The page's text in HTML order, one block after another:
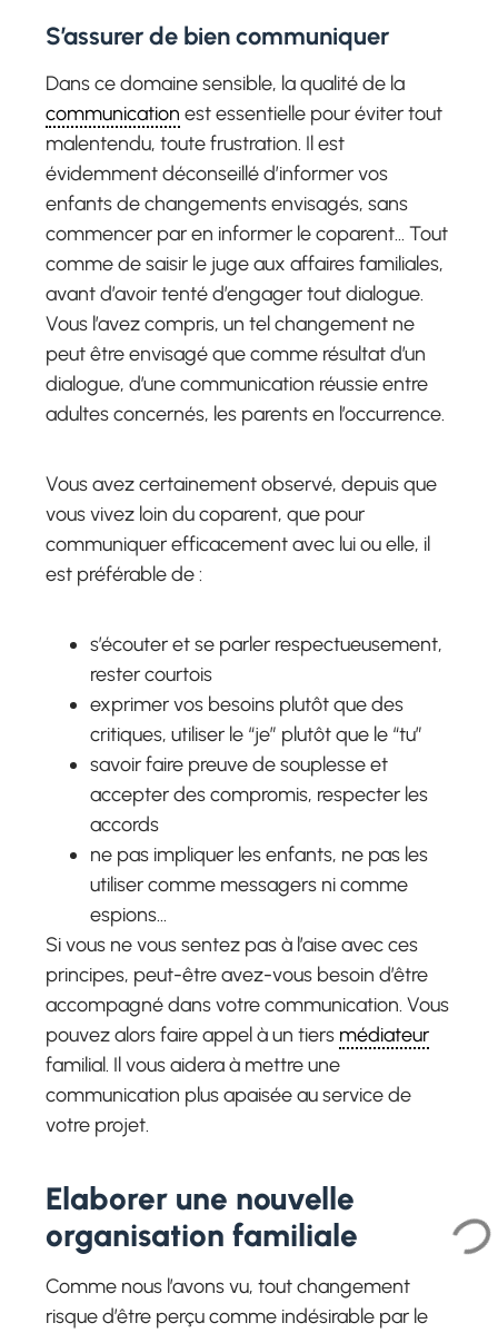
S’assurer de bien communiquer
Dans ce domaine sensible, la qualité de la
communication est essentielle pour éviter tout
malentendu, toute frustration. Il est
évidemment déconseillé d’informer vos
enfants de changements envisagés, sans
commencer par en informer le coparent… Tout
comme de saisir le juge aux affaires familiales,
avant d’avoir tenté d’engager tout dialogue.
Vous l’avez compris, un tel changement ne
peut être envisagé que comme résultat d’un
dialogue, d’une communication réussie entre
adultes concernés, les parents en l’occurrence.
Vous avez certainement observé, depuis que
vous vivez loin du coparent, que pour
communiquer efficacement avec lui ou elle, il
est préférable de :
s’écouter et se parler respectueusement,
rester courtois
exprimer vos besoins plutôt que des
critiques, utiliser le “je” plutôt que le “tu”
savoir faire preuve de souplesse et
accepter des compromis, respecter les
accords
ne pas impliquer les enfants, ne pas les
utiliser comme messagers ni comme
espions…
Si vous ne vous sentez pas à l’aise avec ces
principes, peut-être avez-vous besoin d’être
accompagné dans votre communication. Vous
pouvez alors faire appel à un tiers médiateur
familial. Il vous aidera à mettre une
communication plus apaisée au service de
votre projet.
Elaborer une nouvelle
organisation familiale
Comme nous l’avons vu, tout changement
risque d’être perçu comme indésirable par le